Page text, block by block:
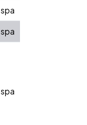
spa
spa
spa